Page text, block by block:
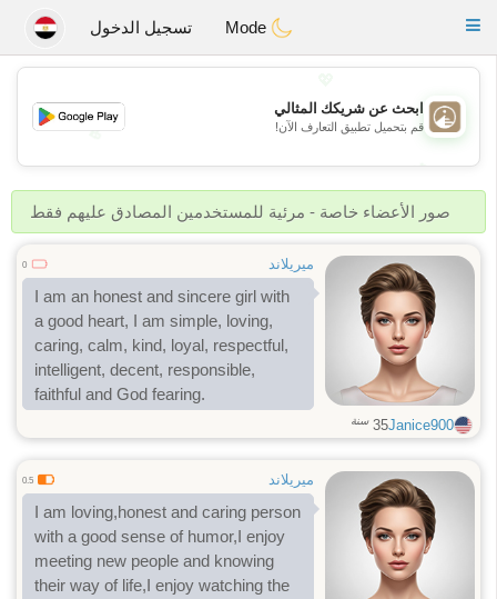
Bahebik
Toggle
تسجيل الدخول
💖
💕
💕
ابحث عن شريكك المثالي
قم بتحميل تطبيق التعارف الآن!
صور الأعضاء خاصة - مرئية للمستخدمين المصادق عليهم فقط
ميريلاند 0
I am an honest and sincere girl with
a good heart, I am simple, loving,
caring, calm, kind, loyal, respectful,
intelligent, decent, responsible,
faithful and God fearing.
Janice900
35 سنة
ميريلاند 0.5
I am loving,honest and caring person
with a good sense of humor,I enjoy
meeting new people and knowing
their way of life,I enjoy watching the